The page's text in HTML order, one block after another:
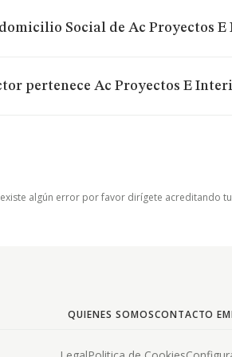
Social de Ac Proyectos
pertenece Ac Proyectos E
existe algún error por favor dirígete acreditando
QUIENES SOMOSCONTACTO